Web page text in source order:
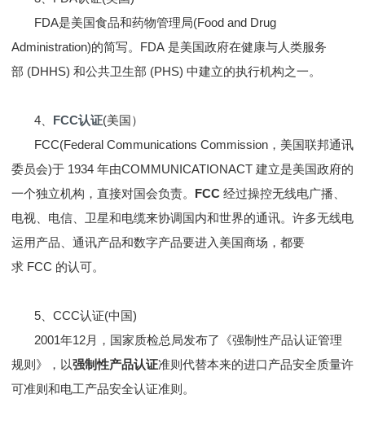
FDA是美国食品和药物管理局(Food and Drug
Administration)的简写。FDA 是美国政府在健康与人类服务
部 (DHHS) 和公共卫生部 (PHS) 中建立的执行机构之一。
4、 FCC认证(美国）
FCC(Federal Communications Commission，美国联邦通讯
委员会)于 1934 年由COMMUNICATIONACT 建立是美国政府的
一个独立机构，直接对国会负责。 FCC 经过操控无线电广播、
电视、电信、卫星和电缆来协调国内和世界的通讯。许多无线电
运用产品、通讯产品和数字产品要进入美国商场，都要
求 FCC 的认可。
5、CCC认证(中国)
2001年12月，国家质检总局发布了《强制性产品认证管理
规则》，以强制性产品认证准则代替本来的进口产品安全质量许
可准则和电工产品安全认证准则。